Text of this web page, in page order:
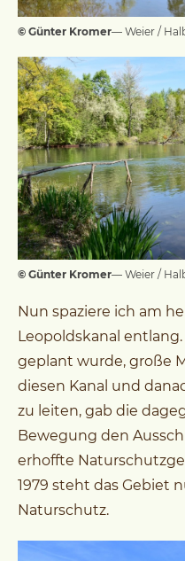
© Günter Kromer— Weier /
© Günter Kromer— Weier /
Nun spaziere ich am
Leopoldskanal
geplant wurde, große
diesen Kanal und
zu leiten, gab die
Bewegung den
erhoffte
1979 steht das Gebiet
Naturschutz.